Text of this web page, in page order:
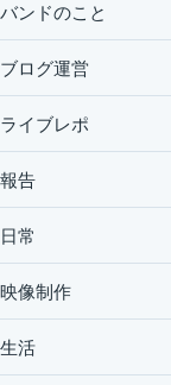
バンドのこと
ブログ運営
ライブレポ
報告
日常
映像制作
生活